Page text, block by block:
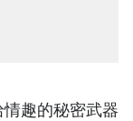
情趣的秘密武器